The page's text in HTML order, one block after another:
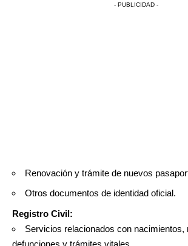
- PUBLICIDAD -
Renovación y trámite de nuevos
Otros documentos de identidad oficial.
Registro Civil:
Servicios relacionados con nacimientos,
defunciones y trámites vitales.